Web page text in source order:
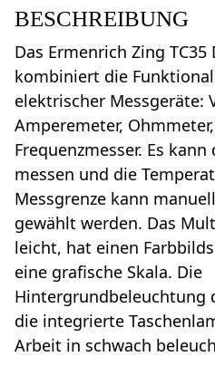
BESCHREIBUNG
Das Ermenrich Zing
kombiniert die
elektrischer Messgeräte:
Amperemeter,
Frequenzmesser. Es
messen und die
Messgrenze kann
gewählt werden. Das
leicht, hat einen
eine grafische Skala. Die
Hintergrundbeleuchtung
die integrierte
Arbeit in schwach